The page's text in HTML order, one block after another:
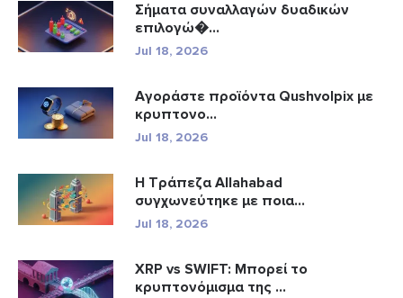
Σήματα συναλλαγών δυαδικών
επιλογώ�...
Jul 18, 2026
Αγοράστε προϊόντα Qushvolpix με
κρυπτονο...
Jul 18, 2026
Η Τράπεζα Allahabad
συγχωνεύτηκε με ποια...
Jul 18, 2026
XRP vs SWIFT: Μπορεί το
κρυπτονόμισμα της ...